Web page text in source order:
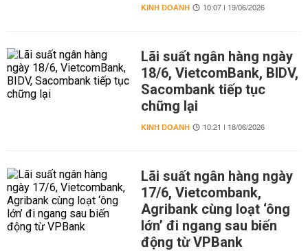
KINH DOANH 10:07 | 19/06/2026
Lãi suất ngân hàng ngày
18/6, VietcomBank, BIDV,
Sacombank tiếp tục
chững lại
KINH DOANH 10:21 | 18/06/2026
Lãi suất ngân hàng ngày
17/6, Vietcombank,
Agribank cùng loạt ‘ông
lớn’ đi ngang sau biến
động từ VPBank